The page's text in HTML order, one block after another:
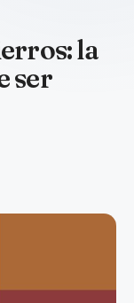
la
ser